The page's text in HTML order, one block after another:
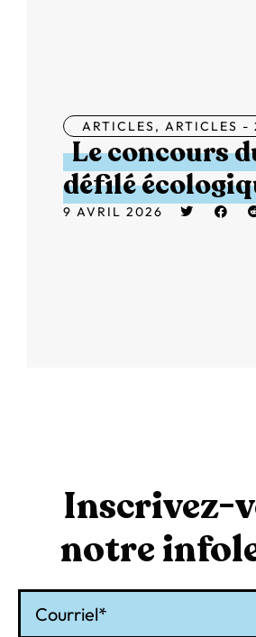
ARTICLES, ARTICLES -
Le concours
défilé
9 AVRIL 2026
Inscrivez-
notre